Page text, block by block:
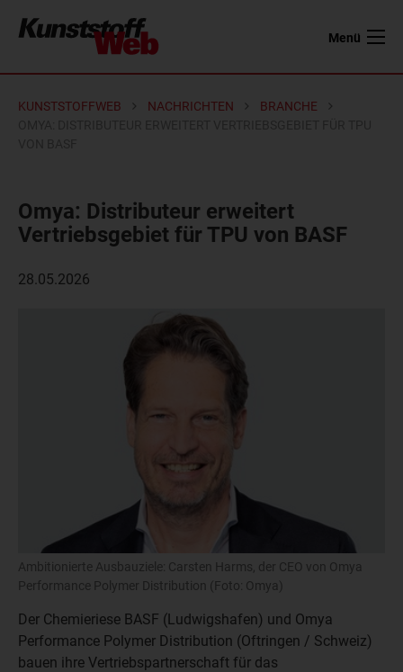
Menü
KUNSTSTOFFWEB NACHRICHTEN
BRANCHE
Omya: Distributeur erweitert
Vertriebsgebiet für TPU von BASF
28.05.2026
Ambitionierte Ausbauziele: Carsten Harms, der CEO von Omya
Performance Polymer Distribution (Foto: Omya)
Der Chemieriese BASF (Ludwigshafen) und Omya
Performance Polymer Distribution (Oftringen / Schweiz)
bauen ihre Vertriebspartnerschaft für das